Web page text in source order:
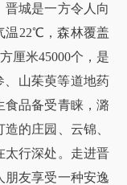
晋城是一方令人向
温22℃，森林覆盖
厘米45000个，是
、山茱萸等道地药
食品备受青睐，潞
的庄园、云锦、
太行深处。走进晋
朋友享受一种安逸